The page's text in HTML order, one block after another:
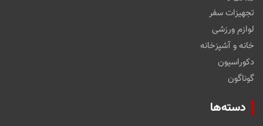
تجهیزات سفر
لوازم ورزشی
خانه و آشپزخانه
دکوراسیون
گوناگون
دسته‌ها